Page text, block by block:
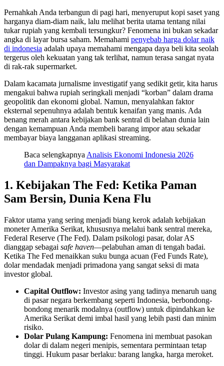
Pernahkah Anda terbangun di pagi hari, menyeruput kopi saset yang
harganya diam-diam naik, lalu melihat berita utama tentang nilai
tukar rupiah yang kembali tersungkur? Fenomena ini bukan sekadar
angka di layar bursa saham. Memahami penyebab harga dolar naik
di indonesia adalah upaya memahami mengapa daya beli kita seolah
tergerus oleh kekuatan yang tak terlihat, namun terasa sangat nyata
di rak-rak supermarket.
Dalam kacamata jurnalisme investigatif yang sedikit getir, kita harus
mengakui bahwa rupiah seringkali menjadi “korban” dalam drama
geopolitik dan ekonomi global. Namun, menyalahkan faktor
eksternal sepenuhnya adalah bentuk kenaifan yang manis. Ada
benang merah antara kebijakan bank sentral di belahan dunia lain
dengan kemampuan Anda membeli barang impor atau sekadar
membayar biaya langganan aplikasi streaming.
Baca selengkapnya Analisis Ekonomi Indonesia 2026
dan Dampaknya bagi Masyarakat
1. Kebijakan The Fed: Ketika Paman
Sam Bersin, Dunia Kena Flu
Faktor utama yang sering menjadi biang kerok adalah kebijakan
moneter Amerika Serikat, khususnya melalui bank sentral mereka,
Federal Reserve (The Fed). Dalam psikologi pasar, dolar AS
dianggap sebagai safe haven—pelabuhan aman di tengah badai.
Ketika The Fed menaikkan suku bunga acuan (Fed Funds Rate),
dolar mendadak menjadi primadona yang sangat seksi di mata
investor global.
Capital Outflow: Investor asing yang tadinya menaruh uang
di pasar negara berkembang seperti Indonesia, berbondong-
bondong menarik modalnya (outflow) untuk dipindahkan ke
Amerika Serikat demi imbal hasil yang lebih pasti dan minim
risiko.
Dolar Pulang Kampung: Fenomena ini membuat pasokan
dolar di dalam negeri menipis, sementara permintaan tetap
tinggi. Hukum pasar berlaku: barang langka, harga meroket.